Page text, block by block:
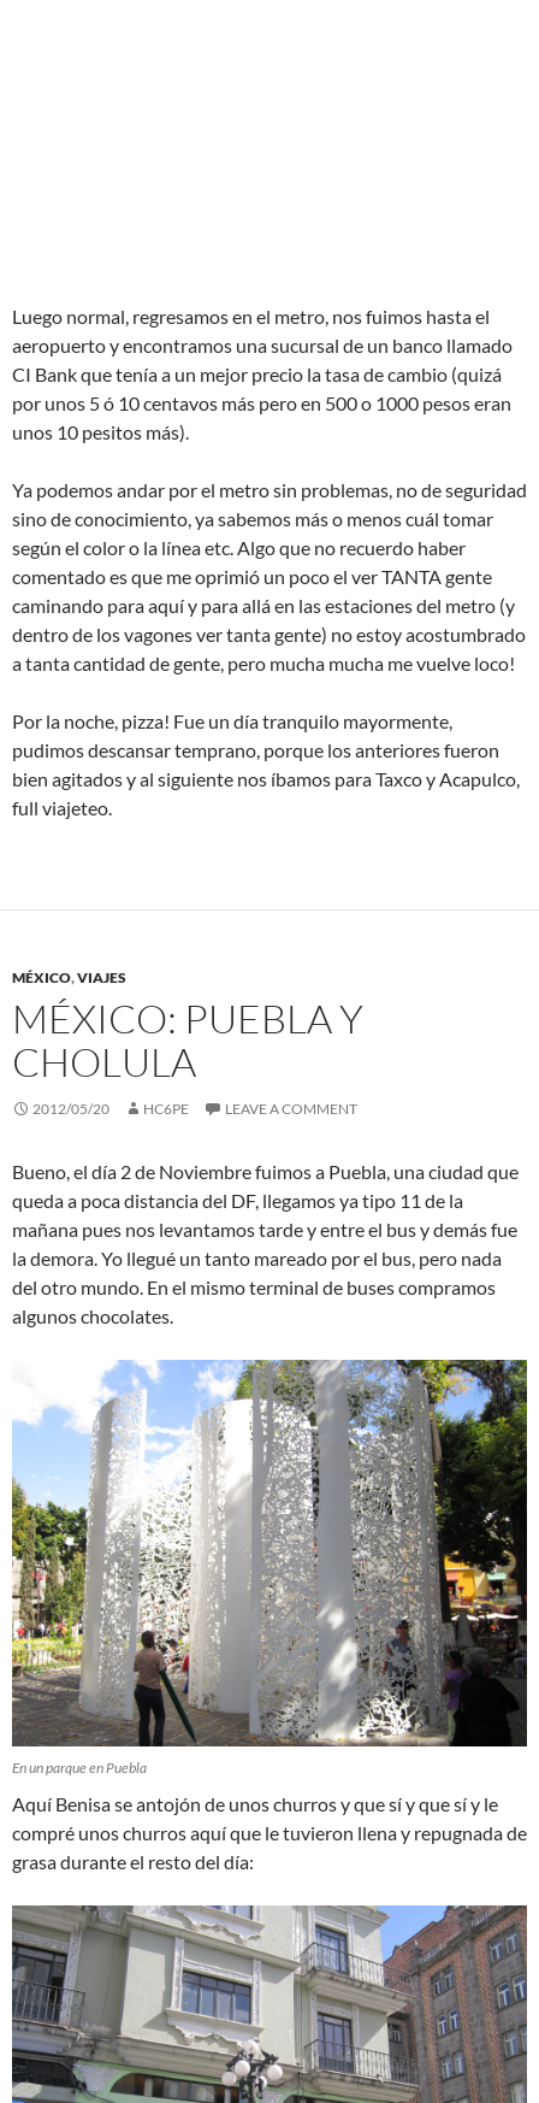
Luego normal, regresamos en el metro, nos fuimos hasta el
aeropuerto y encontramos una sucursal de un banco llamado
CI Bank que tenía a un mejor precio la tasa de cambio (quizá
por unos 5 ó 10 centavos más pero en 500 o 1000 pesos eran
unos 10 pesitos más).
Ya podemos andar por el metro sin problemas, no de seguridad
sino de conocimiento, ya sabemos más o menos cuál tomar
según el color o la línea etc. Algo que no recuerdo haber
comentado es que me oprimió un poco el ver TANTA gente
caminando para aquí y para allá en las estaciones del metro (y
dentro de los vagones ver tanta gente) no estoy acostumbrado
a tanta cantidad de gente, pero mucha mucha me vuelve loco!
Por la noche, pizza! Fue un día tranquilo mayormente,
pudimos descansar temprano, porque los anteriores fueron
bien agitados y al siguiente nos íbamos para Taxco y Acapulco,
full viajeteo.
MÉXICO,VIAJES
MÉXICO: PUEBLA Y
CHOLULA
2012/05/20 HC6PE LEAVE A COMMENT
Bueno, el día 2 de Noviembre fuimos a Puebla, una ciudad que
queda a poca distancia del DF, llegamos ya tipo 11 de la
mañana pues nos levantamos tarde y entre el bus y demás fue
la demora. Yo llegué un tanto mareado por el bus, pero nada
del otro mundo. En el mismo terminal de buses compramos
algunos chocolates.
En un parque en Puebla
Aquí Benisa se antojón de unos churros y que sí y que sí y le
compré unos churros aquí que le tuvieron llena y repugnada de
grasa durante el resto del día: